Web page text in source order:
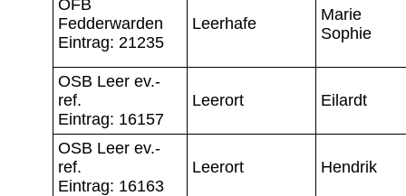
OFB
Fedderwarden
Eintrag: 21235
Leerhafe
Marie
Sophie
OSB Leer ev.-
ref.
Eintrag: 16157
Leerort Eilardt
OSB Leer ev.-
ref.
Eintrag: 16163
Leerort Hendrik